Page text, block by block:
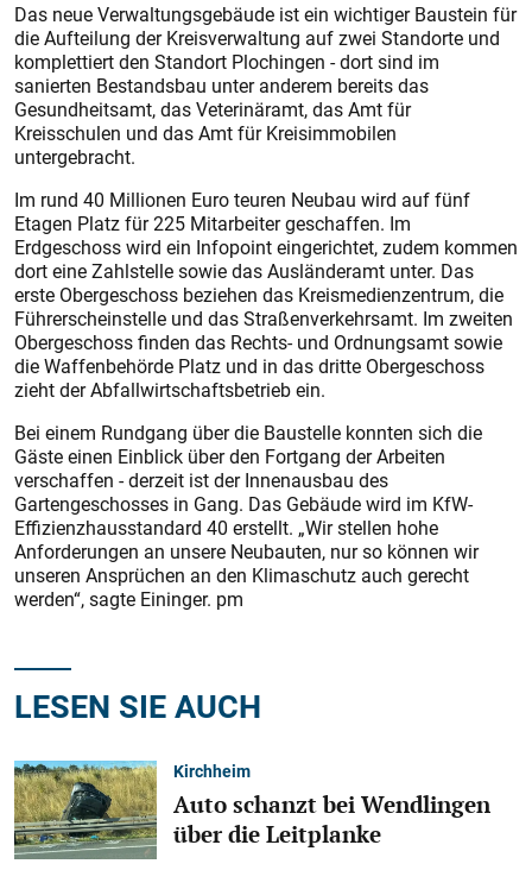
Das neue Verwaltungsgebäude ist ein wichtiger Baustein für
die Aufteilung der Kreisverwaltung auf zwei Standorte und
komplettiert den Standort Plochingen - dort sind im
sanierten Bestandsbau unter anderem bereits das
Gesundheitsamt, das Veterinäramt, das Amt für
Kreisschulen und das Amt für Kreisimmobilen
untergebracht.
Im rund 40 Millionen Euro teuren Neubau wird auf fünf
Etagen Platz für 225 Mitarbeiter geschaffen. Im
Erdgeschoss wird ein Infopoint eingerichtet, zudem kommen
dort eine Zahlstelle sowie das Ausländeramt unter. Das
erste Obergeschoss beziehen das Kreismedienzentrum, die
Führerscheinstelle und das Straßenverkehrsamt. Im zweiten
Obergeschoss finden das Rechts- und Ordnungsamt sowie
die Waffenbehörde Platz und in das dritte Obergeschoss
zieht der Abfallwirtschaftsbetrieb ein.
Bei einem Rundgang über die Baustelle konnten sich die
Gäste einen Einblick über den Fortgang der Arbeiten
verschaffen - derzeit ist der Innenausbau des
Gartengeschosses in Gang. Das Gebäude wird im KfW-
Effizienzhausstandard 40 erstellt. „Wir stellen hohe
Anforderungen an unsere Neubauten, nur so können wir
unseren Ansprüchen an den Klimaschutz auch gerecht
werden“, sagte Eininger. pm
LESEN SIE AUCH
Kirchheim
Auto schanzt bei Wendlingen
über die Leitplanke